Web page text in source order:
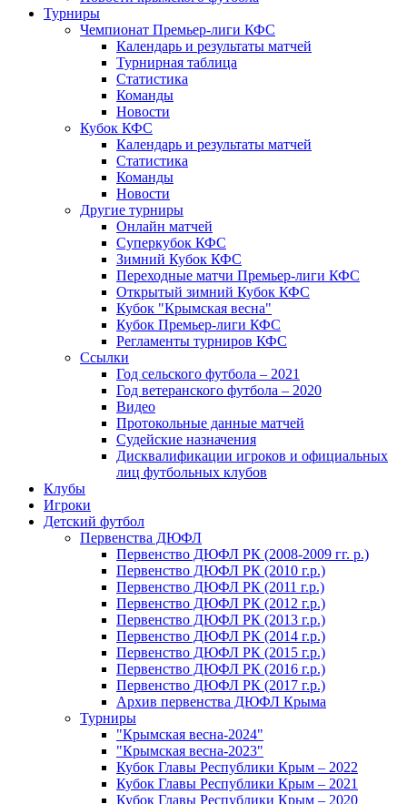
Турниры
Чемпионат Премьер-лиги КФС
Календарь и результаты матчей
Турнирная таблица
Статистика
Команды
Новости
Кубок КФС
Календарь и результаты матчей
Статистика
Команды
Новости
Другие турниры
Онлайн матчей
Суперкубок КФС
Зимний Кубок КФС
Переходные матчи Премьер-лиги КФС
Открытый зимний Кубок КФС
Кубок "Крымская весна"
Кубок Премьер-лиги КФС
Регламенты турниров КФС
Ссылки
Год сельского футбола – 2021
Год ветеранского футбола – 2020
Видео
Протокольные данные матчей
Судейские назначения
Дисквалификации игроков и официальных
лиц футбольных клубов
Клубы
Игроки
Детский футбол
Первенства ДЮФЛ
Первенство ДЮФЛ РК (2008-2009 гг. р.)
Первенство ДЮФЛ РК (2010 г.р.)
Первенство ДЮФЛ РК (2011 г.р.)
Первенство ДЮФЛ РК (2012 г.р.)
Первенство ДЮФЛ РК (2013 г.р.)
Первенство ДЮФЛ РК (2014 г.р.)
Первенство ДЮФЛ РК (2015 г.р.)
Первенство ДЮФЛ РК (2016 г.р.)
Первенство ДЮФЛ РК (2017 г.р.)
Архив первенства ДЮФЛ Крыма
Турниры
"Крымская весна-2024"
"Крымская весна-2023"
Кубок Главы Республики Крым – 2022
Кубок Главы Республики Крым – 2021
Кубок Главы Республики Крым – 2020